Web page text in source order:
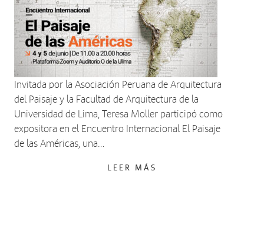
Invitada por la Asociación Peruana de Arquitectura
del Paisaje y la Facultad de Arquitectura de la
Universidad de Lima, Teresa Moller participó como
expositora en el Encuentro Internacional El Paisaje
de las Américas, una…
LEER MÁS